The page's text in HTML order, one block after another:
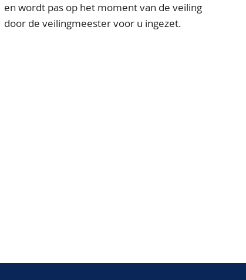
en wordt pas op het moment van de veiling
door de veilingmeester voor u ingezet.